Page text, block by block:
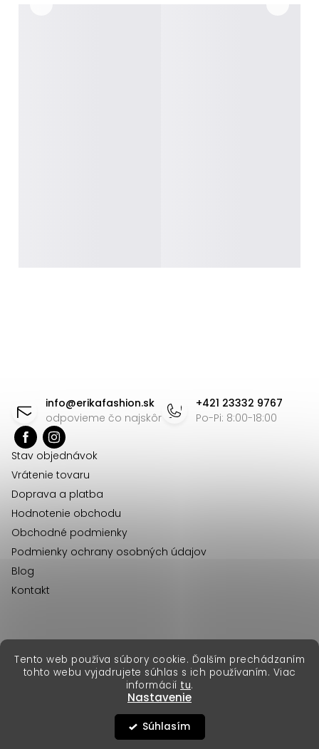
Tento web používa súbory cookie. Ďalším prechádzaním
tohto webu vyjadrujete súhlas s ich používaním. Viac
informácií tu.
Nastavenie
Súhlasím
info@erikafashion.sk
odpovieme čo najskôr
+421 23332 9767
Po-Pi: 8:00-18:00
Stav objednávok
Vrátenie tovaru
Doprava a platba
Hodnotenie obchodu
Obchodné podmienky
Podmienky ochrany osobných údajov
Blog
Kontakt
Vytvoril Shoptet Premium
Copyright 2026Erika Fashion. Všetky práva vyhradené.
erikafashion.cz